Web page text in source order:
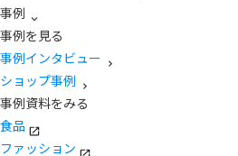
事例
事例を見る
事例インタビュー
ショップ事例
事例資料をみる
食品
ファッション